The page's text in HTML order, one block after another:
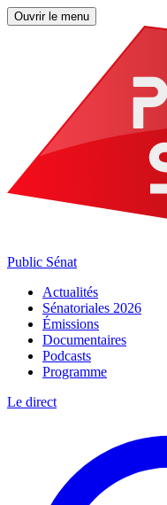
Ouvrir le menu
Public Sénat
Actualités
Sénatoriales 2026
Émissions
Documentaires
Podcasts
Programme
Le direct